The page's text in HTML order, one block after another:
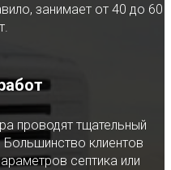
занимает от 40 до 60
проводят тщательный
клиентов
септика или